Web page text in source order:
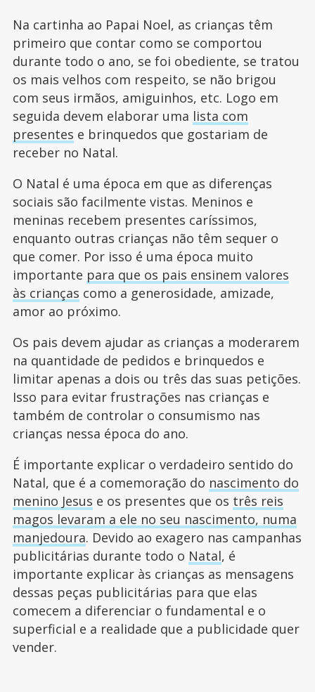
Na cartinha ao Papai Noel, as crianças têm
primeiro que contar como se comportou
durante todo o ano, se foi obediente, se tratou
os mais velhos com respeito, se não brigou
com seus irmãos, amiguinhos, etc. Logo em
seguida devem elaborar uma lista com
presentes e brinquedos que gostariam de
receber no Natal.
O Natal é uma época em que as diferenças
sociais são facilmente vistas. Meninos e
meninas recebem presentes caríssimos,
enquanto outras crianças não têm sequer o
que comer. Por isso é uma época muito
importante para que os pais ensinem valores
às crianças como a generosidade, amizade,
amor ao próximo.
Os pais devem ajudar as crianças a moderarem
na quantidade de pedidos e brinquedos e
limitar apenas a dois ou três das suas petições.
Isso para evitar frustrações nas crianças e
também de controlar o consumismo nas
crianças nessa época do ano.
É importante explicar o verdadeiro sentido do
Natal, que é a comemoração do nascimento do
menino Jesus e os presentes que os três reis
magos levaram a ele no seu nascimento, numa
manjedoura. Devido ao exagero nas campanhas
publicitárias durante todo o Natal, é
importante explicar às crianças as mensagens
dessas peças publicitárias para que elas
comecem a diferenciar o fundamental e o
superficial e a realidade que a publicidade quer
vender.